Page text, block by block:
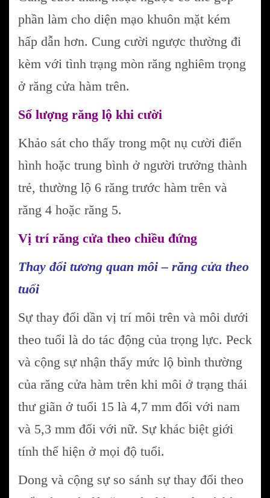
phần làm cho diện mạo khuôn mặt kém
hấp dẫn hơn. Cung cười ngược thường đi
kèm với tình trạng mòn răng nghiêm trọng
ở răng cửa hàm trên.
Số lượng răng lộ khi cười
Khảo sát cho thấy trong một nụ cười điển
hình hoặc trung bình ở người trưởng thành
trẻ, thường lộ 6 răng trước hàm trên và
răng 4 hoặc răng 5.
Vị trí răng cửa theo chiều đứng
Thay đổi tương quan môi – răng cửa theo
tuổi
Sự thay đổi dần vị trí môi trên và môi dưới
theo tuổi là do tác động của trọng lực. Peck
và cộng sự nhận thấy mức lộ bình thường
của răng cửa hàm trên khi môi ở trạng thái
thư giãn ở tuổi 15 là 4,7 mm đối với nam
và 5,3 mm đối với nữ. Sự khác biệt giới
tính thể hiện ở mọi độ tuổi.
Dong và cộng sự so sánh sự thay đổi theo